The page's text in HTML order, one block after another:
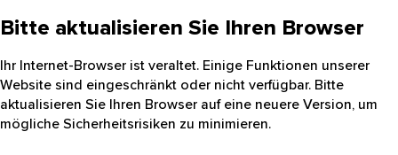
Bitte aktualisieren Sie Ihren Browser
Ihr Internet-Browser ist veraltet. Einige Funktionen unserer
Website sind eingeschränkt oder nicht verfügbar. Bitte
aktualisieren Sie Ihren Browser auf eine neuere Version, um
mögliche Sicherheitsrisiken zu minimieren.